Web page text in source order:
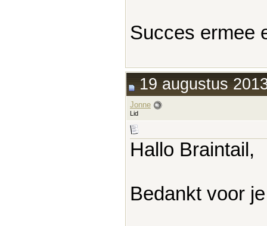
Succes ermee
19 augustus
Jonne
Lid
Hallo Braintail,
Bedankt voor